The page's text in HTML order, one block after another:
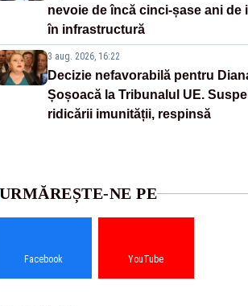
nevoie de încă cinci-șase ani de
în infrastructură
3 aug. 2026, 16:22
Decizie nefavorabilă pentru
Șoșoacă la Tribunalul UE.
ridicării imunității, respinsă
URMĂREȘTE-NE PE
Facebook YouTube